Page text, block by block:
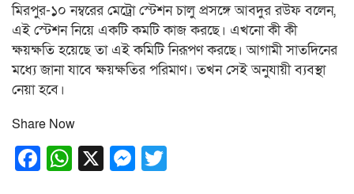
মিরপুর-১০ নম্বরের মেট্রো স্টেশন চালু প্রসঙ্গে আবদুর রউফ বলেন,
এই স্টেশন নিয়ে একটি কমটি কাজ করছে। এখনো কী কী
ক্ষয়ক্ষতি হয়েছে তা এই কমিটি নিরূপণ করছে। আগামী সাতদিনের
মধ্যে জানা যাবে ক্ষয়ক্ষতির পরিমাণ। তখন সেই অনুযায়ী ব্যবস্থা
নেয়া হবে।
Share Now
Facebook
WhatsApp
X Messenger